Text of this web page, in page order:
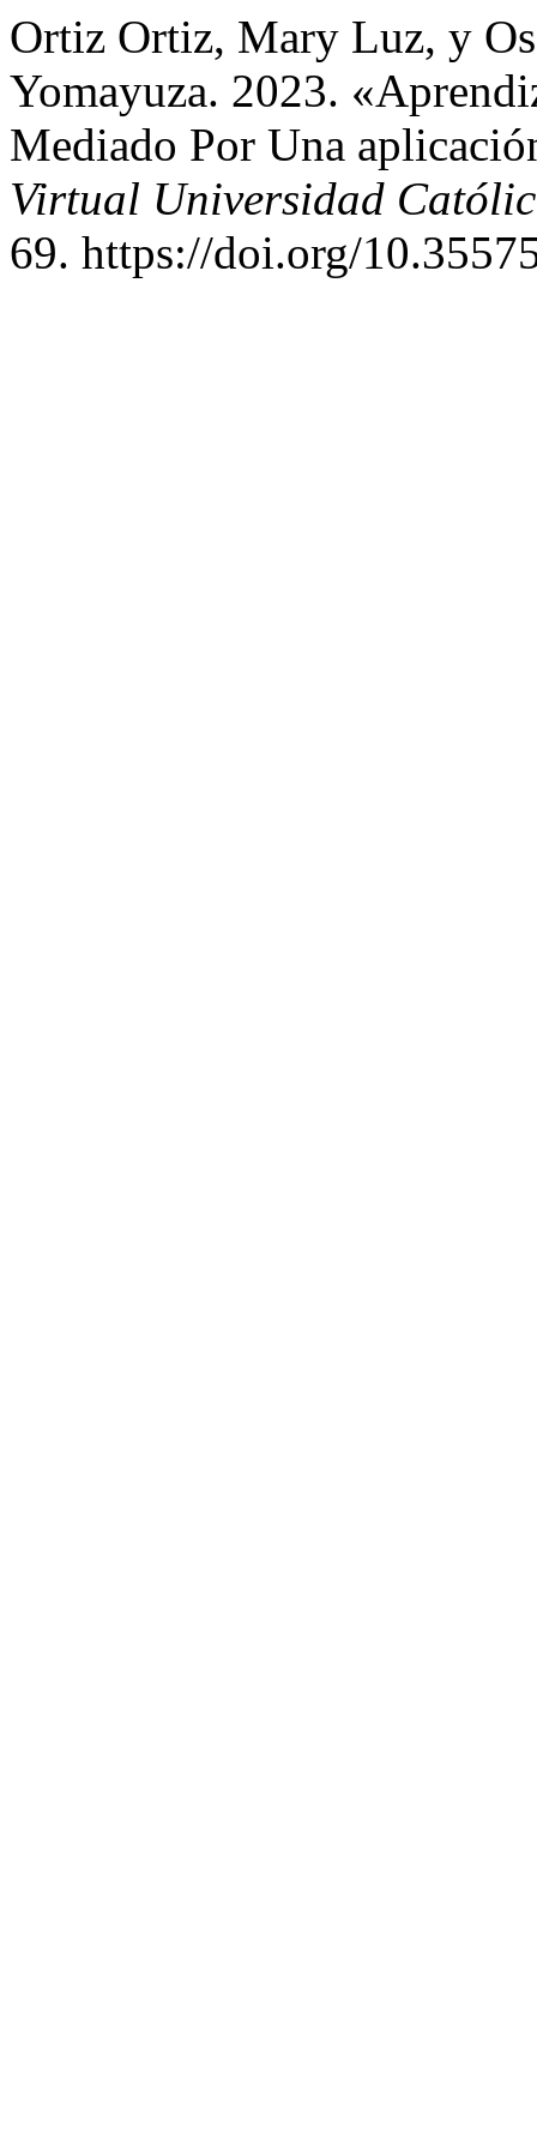
Ortiz Ortiz, Mary Luz, y
Yomayuza. 2023.
Mediado Por Una
Virtual Universidad
69. https://doi.org/